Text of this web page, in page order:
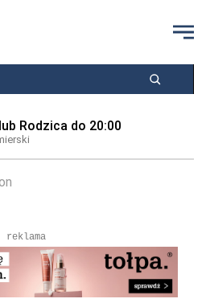
Rodzica do 20:00
reklama